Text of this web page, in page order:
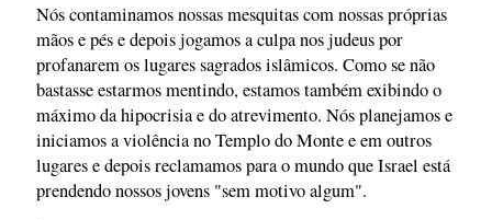
Nós contaminamos nossas mesquitas com nossas próprias
mãos e pés e depois jogamos a culpa nos judeus por
profanarem os lugares sagrados islâmicos. Como se não
bastasse estarmos mentindo, estamos também exibindo o
máximo da hipocrisia e do atrevimento. Nós planejamos e
iniciamos a violência no Templo do Monte e em outros
lugares e depois reclamamos para o mundo que Israel está
prendendo nossos jovens "sem motivo algum".